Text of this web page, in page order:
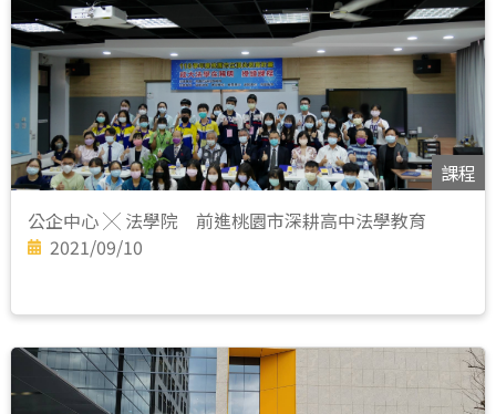
課程
公企中心 ╳ 法學院 前進桃園市深耕高中法學教育
2021/09/10